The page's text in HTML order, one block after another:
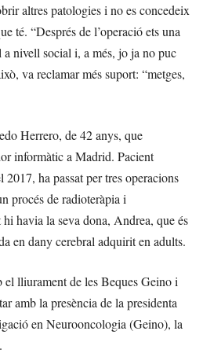
altres patologies i no es concedeix
té. “Després de l’operació ets una
nivell social i, a més, jo ja no puc
va reclamar més suport: “metges,
Herrero, de 42 anys, que
informàtic a Madrid. Pacient
ha passat per tres operacions
procés de radioteràpia i
havia la seva dona, Andrea, que és
en dany cerebral adquirit en adults.
lliurament de les Beques Geino i
amb la presència de la presidenta
en Neurooncologia (Geino), la